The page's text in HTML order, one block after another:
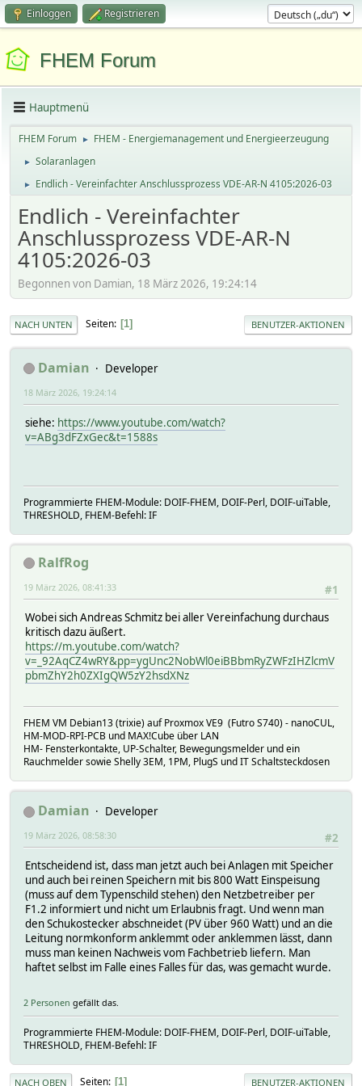
Einloggen Registrieren
FHEM Forum
Hauptmenü
FHEM Forum ► FHEM - Energiemanagement und Energieerzeugung
► Solaranlagen
► Endlich - Vereinfachter Anschlussprozess VDE-AR-N 4105:2026-03
Endlich - Vereinfachter
Anschlussprozess VDE-AR-N
4105:2026-03
Begonnen von Damian, 18 März 2026, 19:24:14
NACH UNTEN Seiten 1 BENUTZER-AKTIONEN
Damian Developer
18 März 2026, 19:24:14
siehe: https://www.youtube.com/watch?
v=ABg3dFZxGec&t=1588s
Programmierte FHEM-Module: DOIF-FHEM, DOIF-Perl, DOIF-uiTable,
THRESHOLD, FHEM-Befehl: IF
RalfRog
#1
19 März 2026, 08:41:33
Wobei sich Andreas Schmitz bei aller Vereinfachung durchaus
kritisch dazu äußert.
https://m.youtube.com/watch?
v=_92AqCZ4wRY&pp=ygUnc2NobWl0eiBBbmRyZWFzIHZlcmV
pbmZhY2h0ZXIgQW5zY2hsdXNz
FHEM VM Debian13 (trixie) auf Proxmox VE9 (Futro S740) - nanoCUL,
HM-MOD-RPI-PCB und MAX!Cube über LAN
HM- Fensterkontakte, UP-Schalter, Bewegungsmelder und ein
Rauchmelder sowie Shelly 3EM, 1PM, PlugS und IT Schaltsteckdosen
Damian
Developer
#2
19 März 2026, 08:58:30
Entscheidend ist, dass man jetzt auch bei Anlagen mit Speicher
und auch bei reinen Speichern mit bis 800 Watt Einspeisung
(muss auf dem Typenschild stehen) den Netzbetreiber per
F1.2 informiert und nicht um Erlaubnis fragt. Und wenn man
den Schukostecker abschneidet (PV über 960 Watt) und an die
Leitung normkonform anklemmt oder anklemmen lässt, dann
muss man keinen Nachweis vom Fachbetrieb liefern. Man
haftet selbst im Falle eines Falles für das, was gemacht wurde.
2 Personen gefällt das.
Programmierte FHEM-Module: DOIF-FHEM, DOIF-Perl, DOIF-uiTable,
THRESHOLD, FHEM-Befehl: IF
NACH OBEN Seiten 1 BENUTZER-AKTIONEN